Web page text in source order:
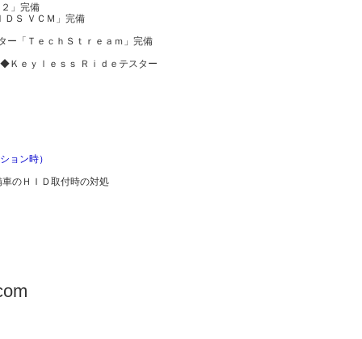
」完備
Ｓ ＶＣＭ」完備
「ＴｅｃｈＳｔｒｅａｍ」完備
ｅｙｌｅｓｓ Ｒｉｄｅテスター
ョン時）
のＨＩＤ取付時の対処